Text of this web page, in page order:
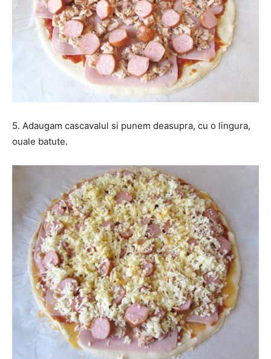
5. Adaugam cascavalul si punem deasupra, cu o lingura,
ouale batute.